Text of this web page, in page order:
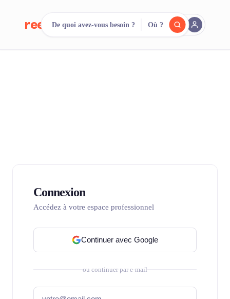
reeent! EN
De quoi avez-vous besoin ? Où ?
Connexion
Accédez à votre espace professionnel
Continuer avec Google
ou continuer par e-mail